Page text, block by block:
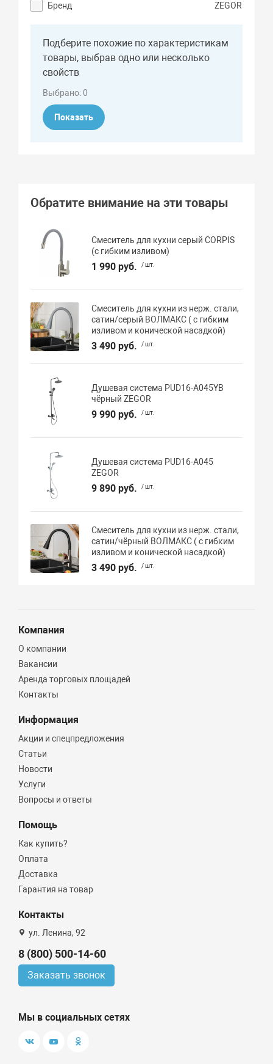
Бренд
ZEGOR
Подберите похожие по характеристикам
товары, выбрав одно или несколько
свойств
Выбрано:0
Показать
Обратите внимание на эти товары
Смеситель для кухни серый CORPIS
(с гибким изливом)
1 990 руб. / шт.
Смеситель для кухни из нерж. стали,
сатин/серый ВОЛМАКС ( с гибким
изливом и конической насадкой)
3 490 руб. / шт.
Душевая система PUD16-A045YB
чёрный ZEGOR
9 990 руб. / шт.
Душевая система PUD16-A045
ZEGOR
9 890 руб. / шт.
Смеситель для кухни из нерж. стали,
сатин/чёрный ВОЛМАКС ( с гибким
изливом и конической насадкой)
3 490 руб. / шт.
Компания
О компании
Вакансии
Аренда торговых площадей
Контакты
Информация
Акции и спецпредложения
Статьи
Новости
Услуги
Вопросы и ответы
Помощь
Как купить?
Оплата
Доставка
Гарантия на товар
Контакты
ул. Ленина, 92
8 (800) 500-14-60
Заказать звонок
Мы в социальных сетях